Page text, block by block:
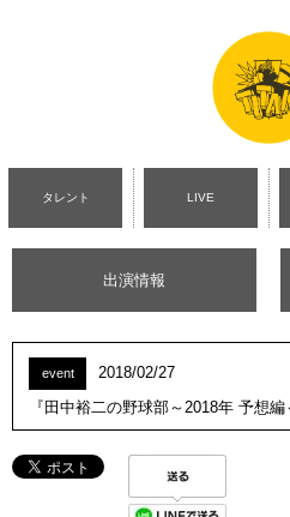
タレント LIVE
出演情報
event
2018/02/27
『田中裕二の野球部～2018年 予想編